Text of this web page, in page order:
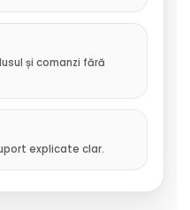
și comanzi fără
explicate clar.